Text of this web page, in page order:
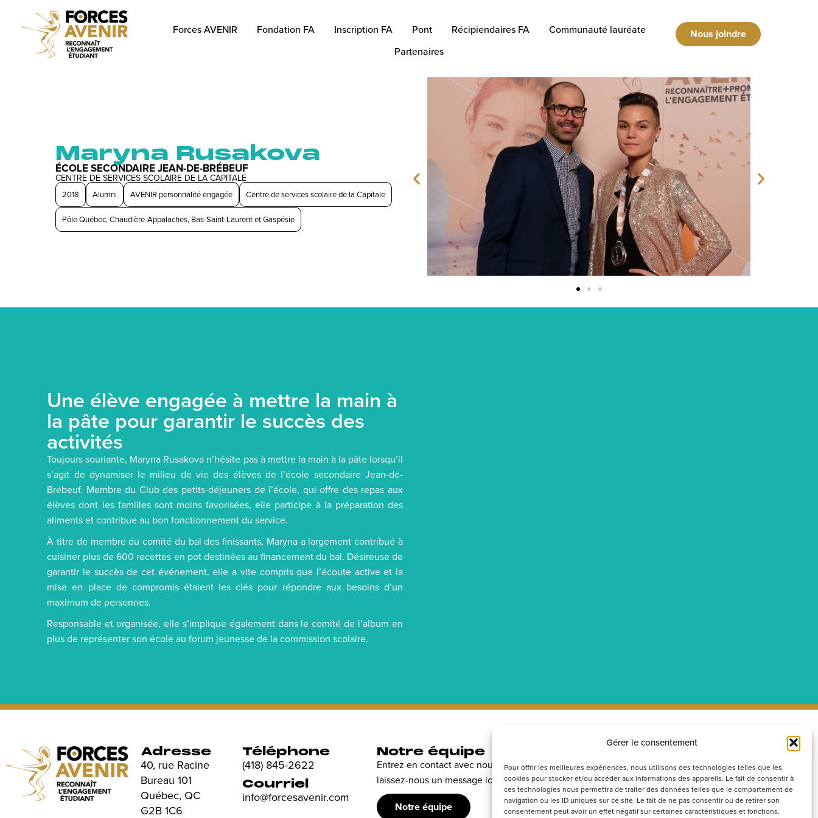
Gérer le consentement
Pour offrir les meilleures expériences, nous utilisons des technologies telles que les
cookies pour stocker et/ou accéder aux informations des appareils. Le fait de consentir à
ces technologies nous permettra de traiter des données telles que le comportement de
navigation ou les ID uniques sur ce site. Le fait de ne pas consentir ou de retirer son
consentement peut avoir un effet négatif sur certaines caractéristiques et fonctions.
Forces AVENIR Fondation FA Inscription FA Pont Récipiendaires FA
Communauté lauréate
Partenaires
Nous joindre
Maryna Rusakova
ÉCOLE SECONDAIRE JEAN-DE-BRÉBEUF
CENTRE DE SERVICES SCOLAIRE DE LA CAPITALE
2018 Alumni AVENIR personnalité engagée Centre de services scolaire de la Capitale
Pôle Québec, Chaudière-Appalaches, Bas-Saint-Laurent et Gaspésie
Une élève engagée à mettre la main à
la pâte pour garantir le succès des
activités
Toujours souriante, Maryna Rusakova n’hésite pas à mettre la main à la pâte lorsqu’il
s’agit de dynamiser le milieu de vie des élèves de l’école secondaire Jean-de-
Brébeuf. Membre du Club des petits-déjeuners de l’école, qui offre des repas aux
élèves dont les familles sont moins favorisées, elle participe à la préparation des
aliments et contribue au bon fonctionnement du service.
À titre de membre du comité du bal des finissants, Maryna a largement contribué à
cuisiner plus de 600 recettes en pot destinées au financement du bal. Désireuse de
garantir le succès de cet événement, elle a vite compris que l’écoute active et la
mise en place de compromis étaient les clés pour répondre aux besoins d’un
maximum de personnes.
Responsable et organisée, elle s’implique également dans le comité de l’album en
plus de représenter son école au forum jeunesse de la commission scolaire.
Adresse
40, rue Racine
Bureau 101
Québec, QC
G2B 1C6
Téléphone
(418) 845-2622
Courriel
info@forcesavenir.com
Notre équipe
Entrez en contact avec nous et
laissez-nous un message ici.
Notre équipe
Découvrez nos offres d’emploi ou
envoyez votre candidature
spontanée
sociaux